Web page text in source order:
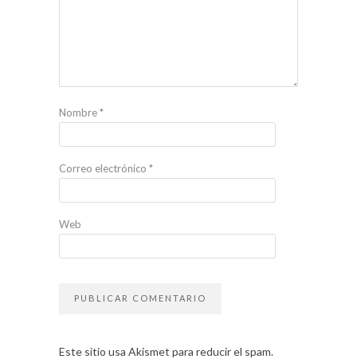
Nombre*
Correo electrónico *
Web
Este sitio usa Akismet para reducir el spam.